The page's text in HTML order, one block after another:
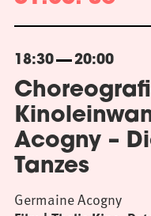
18:30 20:00
Acogny –
Tanzes
Germaine Acogny